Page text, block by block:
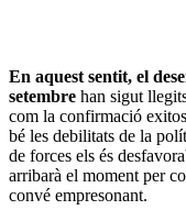
En aquest sentit, el
setembre han sigut
com la confirmació
bé les debilitats de la
de forces els és
arribarà el moment per
convé empresonant.